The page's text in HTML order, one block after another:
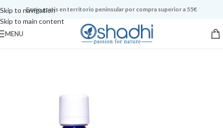
Skip to navigation
Skip to main content
Envío gratis en territorio peninsular por compra superior a 55€
MENU